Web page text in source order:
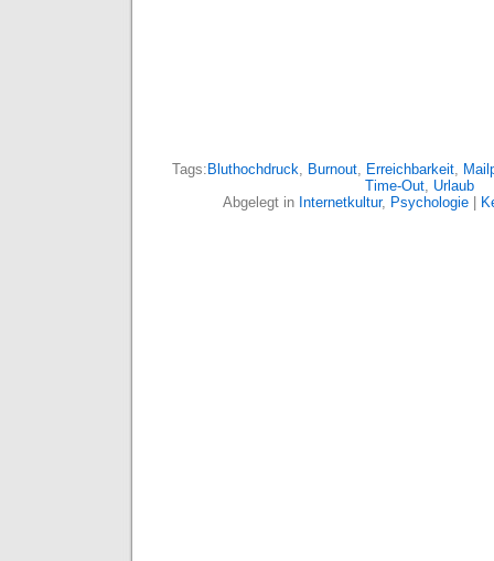
Tags: Bluthochdruck, Burnout, Erreichbarkeit,
Time-Out, Urlaub
Abgelegt in Internetkultur, Psychologie